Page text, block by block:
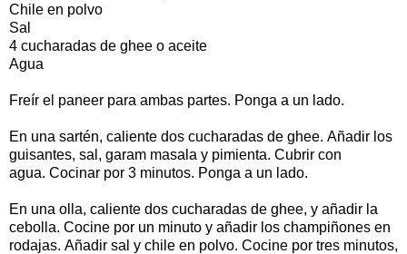
Chile en polvo
Sal
4 cucharadas de ghee o aceite
Agua
Freír el paneer para ambas partes. Ponga a un lado.
En una sartén, caliente dos cucharadas de ghee. Añadir los
guisantes, sal, garam masala y pimienta. Cubrir con
agua. Cocinar por 3 minutos. Ponga a un lado.
En una olla, caliente dos cucharadas de ghee, y añadir la
cebolla. Cocine por un minuto y añadir los champiñones en
rodajas. Añadir sal y chile en polvo. Cocine por tres minutos,